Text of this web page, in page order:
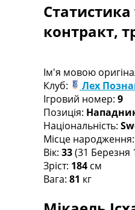
Англія.
Іспанія.
Ще
Таблиця
Перша
Таблиця
Таблиця
Таблиця
Всі
Рейтинги
Рейтинг
Статистика
контракт,
Ім'я мовою
Клуб:
Лех
Ігровий номер: 9
Позиція:
Національність:
Місце народження:
Вік: 33(31 Березня
Зріст: 184 см
Вага: 81 кг